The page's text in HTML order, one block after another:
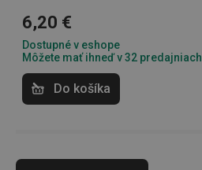
6,20 €
Dostupné v eshope
Môžete mať ihneď v 32 predajniach
Do košíka